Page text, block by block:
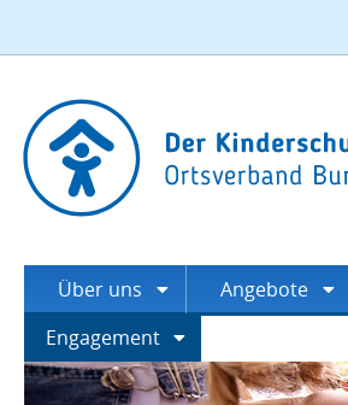
Über uns Angebote
Engagement